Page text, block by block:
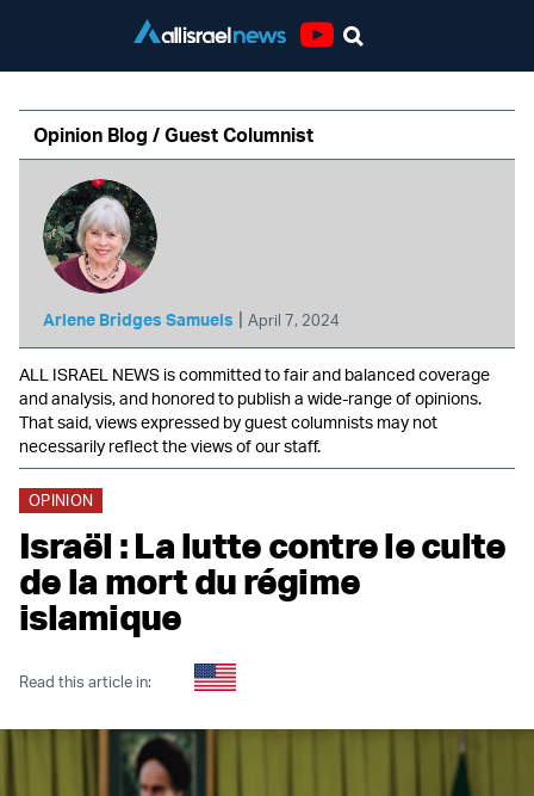
Opinion Blog / Guest Columnist
Arlene Bridges Samuels | April 7, 2024
ALL ISRAEL NEWS is committed to fair and balanced coverage
and analysis, and honored to publish a wide-range of opinions.
That said, views expressed by guest columnists may not
necessarily reflect the views of our staff.
OPINION
Israël : La lutte contre le culte
de la mort du régime
islamique
Read this article in: